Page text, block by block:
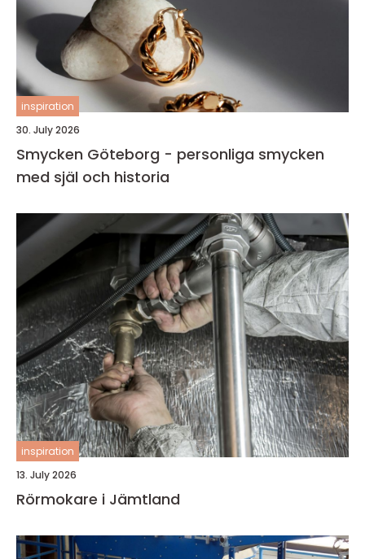
inspiration
30. July 2026
Smycken Göteborg - personliga smycken
med själ och historia
inspiration
13. July 2026
Rörmokare i Jämtland